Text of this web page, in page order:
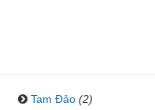
Tam Đảo (2)